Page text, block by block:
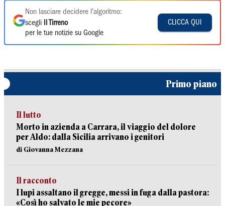
Non lasciare decidere l'algoritmo:
scegli
Il Tirreno
per le tue notizie su Google
CLICCA QUI
Primo piano
Il lutto
Morto in azienda a Carrara, il viaggio del dolore
per Aldo: dalla Sicilia arrivano i genitori
di Giovanna Mezzana
Il racconto
I lupi assaltano il gregge, messi in fuga dalla pastora:
«Così ho salvato le mie pecore»